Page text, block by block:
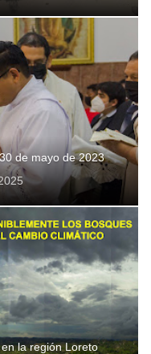
de mayo de 2023
la región Loreto